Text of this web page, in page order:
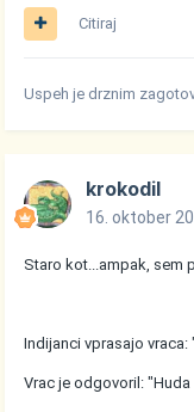
Citiraj
Uspeh je drznim
krokodil
16. oktober
Staro kot...ampak, sem
Indijanci vprasajo
Vrac je odgovoril: "Huda